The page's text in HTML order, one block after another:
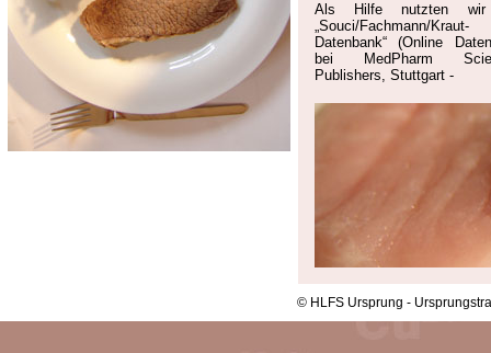
Als Hilfe nutzten
„Souci/Fachmann/Kraut-
Datenbank“ (Online
bei MedPharm
Publishers, Stuttgart -
© HLFS Ursprung -